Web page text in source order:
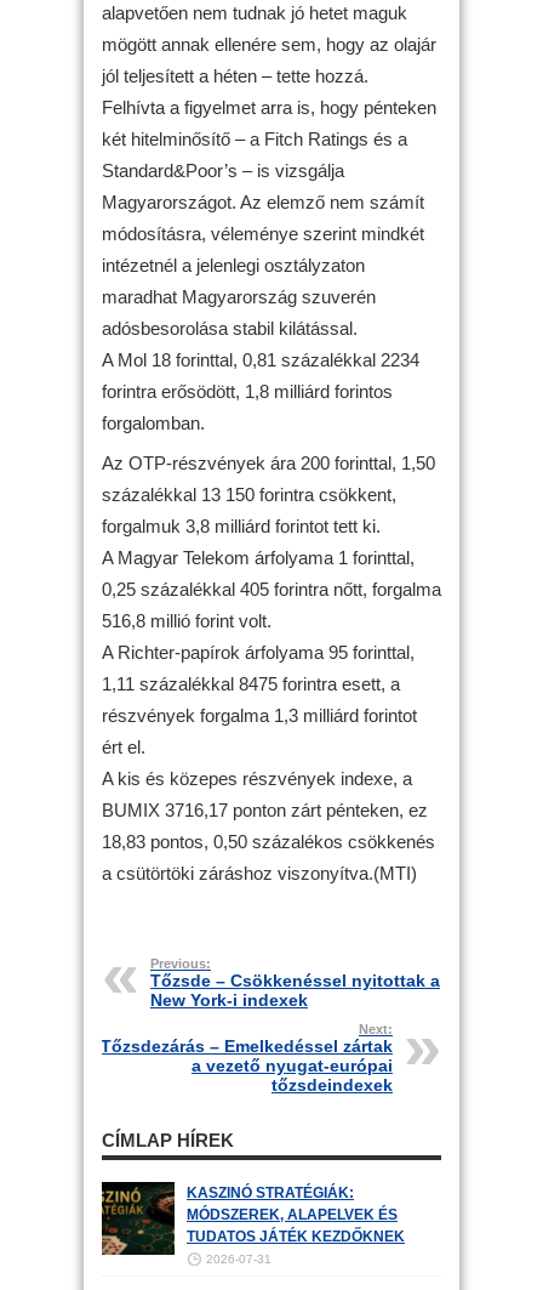
alapvetően nem tudnak jó hetet maguk
mögött annak ellenére sem, hogy az olajár
jól teljesített a héten – tette hozzá.
Felhívta a figyelmet arra is, hogy pénteken
két hitelminősítő – a Fitch Ratings és a
Standard&Poor’s – is vizsgálja
Magyarországot. Az elemző nem számít
módosításra, véleménye szerint mindkét
intézetnél a jelenlegi osztályzaton
maradhat Magyarország szuverén
adósbesorolása stabil kilátással.
A Mol 18 forinttal, 0,81 százalékkal 2234
forintra erősödött, 1,8 milliárd forintos
forgalomban.
Az OTP-részvények ára 200 forinttal, 1,50
százalékkal 13 150 forintra csökkent,
forgalmuk 3,8 milliárd forintot tett ki.
A Magyar Telekom árfolyama 1 forinttal,
0,25 százalékkal 405 forintra nőtt, forgalma
516,8 millió forint volt.
A Richter-papírok árfolyama 95 forinttal,
1,11 százalékkal 8475 forintra esett, a
részvények forgalma 1,3 milliárd forintot
ért el.
A kis és közepes részvények indexe, a
BUMIX 3716,17 ponton zárt pénteken, ez
18,83 pontos, 0,50 százalékos csökkenés
a csütörtöki záráshoz viszonyítva.(MTI)
Previous:
Tőzsde – Csökkenéssel nyitottak a
New York-i indexek
Next:
Tőzsdezárás – Emelkedéssel zártak
a vezető nyugat-európai
tőzsdeindexek
CÍMLAP HÍREK
KASZINÓ STRATÉGIÁK:
MÓDSZEREK, ALAPELVEK ÉS
TUDATOS JÁTÉK KEZDŐKNEK
2026-07-31